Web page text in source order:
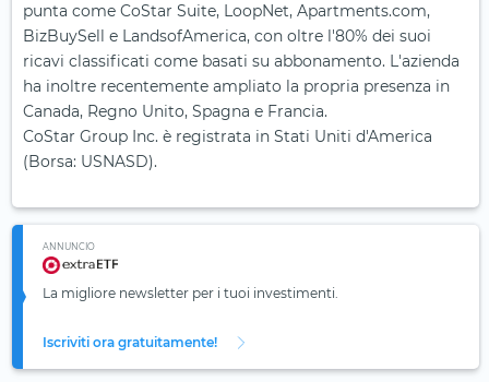
punta come CoStar Suite, LoopNet, Apartments.com,
BizBuySell e LandsofAmerica, con oltre l'80% dei suoi
ricavi classificati come basati su abbonamento. L'azienda
ha inoltre recentemente ampliato la propria presenza in
Canada, Regno Unito, Spagna e Francia.
CoStar Group Inc. è registrata in Stati Uniti d'America
(Borsa: USNASD).
ANNUNCIO
La migliore newsletter per i tuoi investimenti.
Iscriviti ora gratuitamente!